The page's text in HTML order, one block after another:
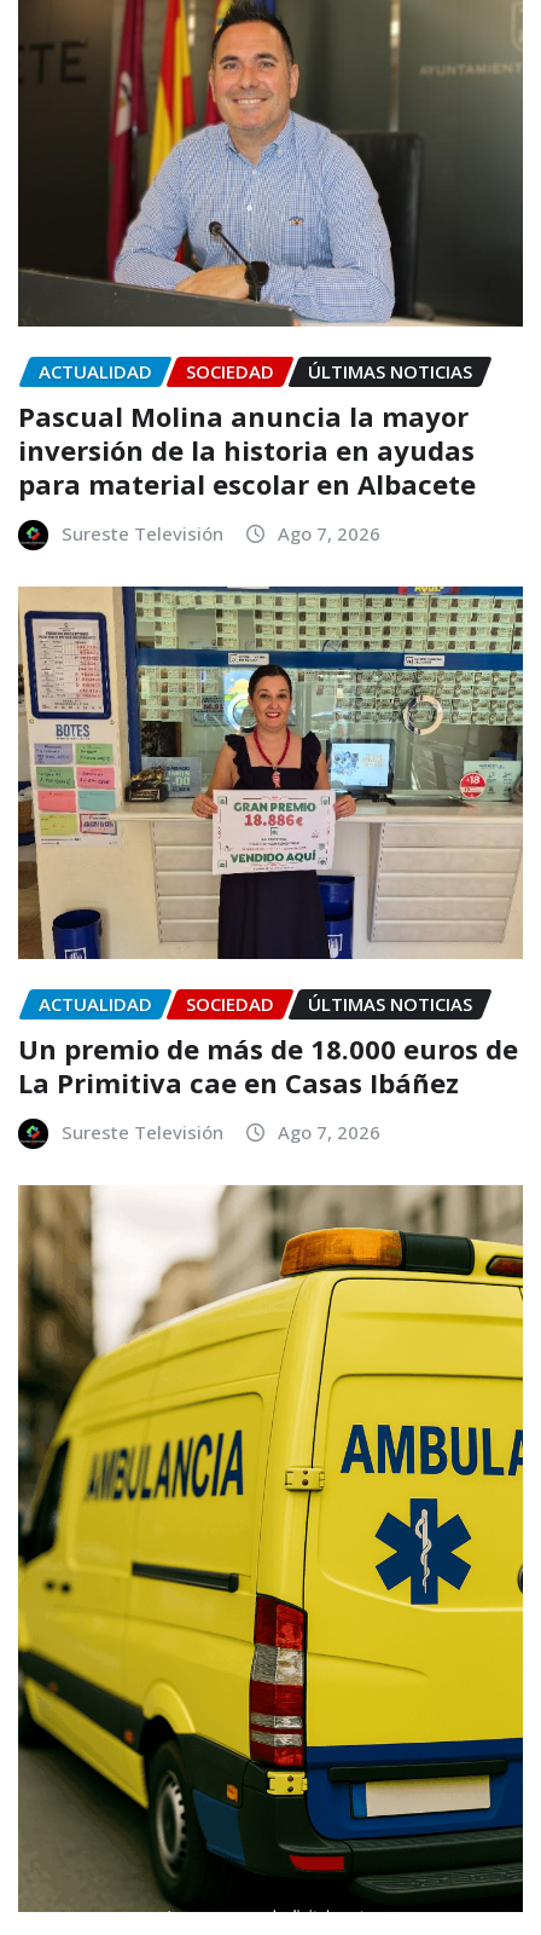
ACTUALIDAD SOCIEDAD ÚLTIMAS NOTICIAS
Pascual Molina anuncia la mayor
inversión de la historia en ayudas
para material escolar en Albacete
Sureste Televisión Ago 7, 2026
ACTUALIDAD SOCIEDAD ÚLTIMAS NOTICIAS
Un premio de más de 18.000 euros de
La Primitiva cae en Casas Ibáñez
Sureste Televisión Ago 7, 2026